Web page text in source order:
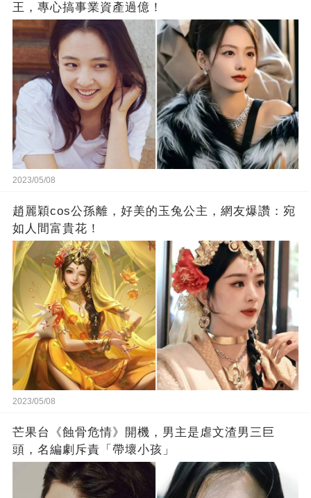
王，專心搞事業資產過億！
2023/05/08
趙麗穎cos公孫離，好美的玉兔公主，網友爆讚：宛
如人間富貴花！
2023/05/08
芒果台《蝕骨危情》開機，男主是虐文渣男三巨
頭，名編劇斥責「帶壞小孩」